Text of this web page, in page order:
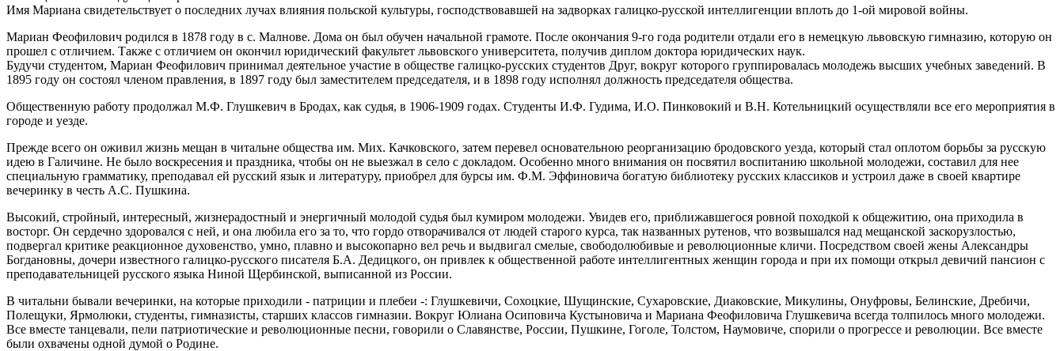
Имя Мариана свидетельствует о последних лучах влияния польской культуры, господствовавшей на задворках галицко-русской интеллигенции вплоть до 1-ой мировой войны.
Мариан Феофилович родился в 1878 году в с. Малнове. Дома он был обучен начальной грамоте. После окончания 9-го года родители отдали его в немецкую львовскую гимназию, которую он
прошел с отличием. Также с отличием он окончил юридический факультет львовского университета, получив диплом доктора юридических наук.
Будучи студентом, Мариан Феофилович принимал деятельное участие в обществе галицко-русских студентов Друг, вокруг которого группировалась молодежь высших учебных заведений. В
1895 году он состоял членом правления, в 1897 году был заместителем председателя, и в 1898 году исполнял должность председателя общества.
Общественную работу продолжал М.Ф. Глушкевич в Бродах, как судья, в 1906-1909 годах. Студенты И.Ф. Гудима, И.О. Пинковокий и В.Н. Котельницкий осуществляли все его мероприятия в
городе и уезде.
Прежде всего он оживил жизнь мещан в читальне общества им. Мих. Качковского, затем перевел основательною реорганизацию бродовского уезда, который стал оплотом борьбы за русскую
идею в Галичине. Не было воскресения и праздника, чтобы он не выезжал в село с докладом. Особенно много внимания он посвятил воспитанию школьной молодежи, составил для нее
специальную грамматику, преподавал ей русский язык и литературу, приобрел для бурсы им. Ф.М. Эффиновича богатую библиотеку русских классиков и устроил даже в своей квартире
вечеринку в честь А.С. Пушкина.
Высокий, стройный, интересный, жизнерадостный и энергичный молодой судья был кумиром молодежи. Увидев его, приближавшегося ровной походкой к общежитию, она приходила в
восторг. Он сердечно здоровался с ней, и она любила его за то, что гордо отворачивался от людей старого курса, так названных рутенов, что возвышался над мещанской заскорузлостью,
подвергал критике реакционное духовенство, умно, плавно и высокопарно вел речь и выдвигал смелые, свободолюбивые и революционные кличи. Посредством своей жены Александры
Богдановны, дочери известного галицко-русского писателя Б.А. Дедицкого, он привлек к общественной работе интеллигентных женщин города и при их помощи открыл девичий пансион с
преподавательницей русского языка Ниной Щербинской, выписанной из России.
В читальни бывали вечеринки, на которые приходили - патриции и плебеи -: Глушкевичи, Сохоцкие, Шущинские, Сухаровские, Диаковские, Микулины, Онуфровы, Белинские, Дребичи,
Полещуки, Ярмолюки, студенты, гимназисты, старших классов гимназии. Вокруг Юлиана Осиповича Кустыновича и Мариана Феофиловича Глушкевича всегда толпилось много молодежи.
Все вместе танцевали, пели патриотические и революционные песни, говорили о Славянстве, России, Пушкине, Гоголе, Толстом, Наумовиче, спорили о прогрессе и революции. Все вместе
были охвачены одной думой о Родине.